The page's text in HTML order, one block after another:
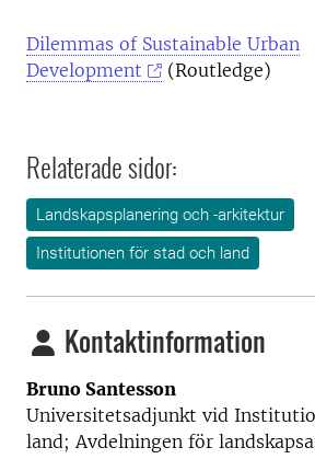
Dilemmas of Sustainable Urban
Development
(Routledge)
Relaterade sidor:
Landskapsplanering och -arkitektur
Institutionen för stad och land
Kontaktinformation
Bruno Santesson
Universitetsadjunkt vid
land; Avdelningen för